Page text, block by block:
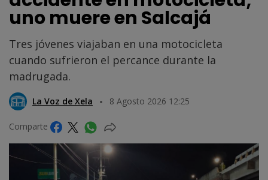
uno muere en Salcajá
Tres jóvenes viajaban en una motocicleta
cuando sufrieron el percance durante la
madrugada.
La Voz de Xela 8 Agosto 2026 12:25
Comparte